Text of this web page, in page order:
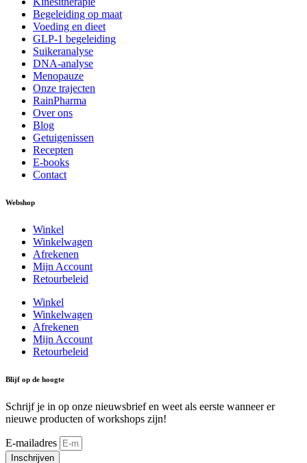
Begeleiding op maat
Voeding en dieet
GLP-1 begeleiding
Suikeranalyse
DNA-analyse
Menopauze
Onze trajecten
RainPharma
Over ons
Blog
Getuigenissen
Recepten
E-books
Contact
Webshop
Winkel
Winkelwagen
Afrekenen
Mijn Account
Retourbeleid
Winkel
Winkelwagen
Afrekenen
Mijn Account
Retourbeleid
Blijf op de hoogte
Schrijf je in op onze nieuwsbrief en weet als eerste wanneer er
nieuwe producten of workshops zijn!
E-mailadres
Inschrijven